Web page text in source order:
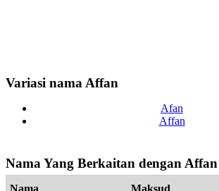
Variasi nama Affan
Afan
Affan
Nama Yang Berkaitan dengan Affan
Nama Maksud